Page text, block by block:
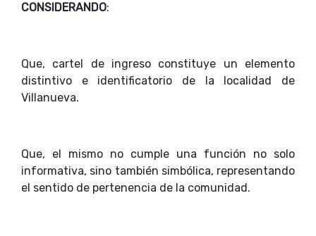
CONSIDERANDO:
Que, cartel de ingreso constituye un elemento
distintivo e identificatorio de la localidad de
Villanueva.
Que, el mismo no cumple una función no solo
informativa, sino también simbólica, representando
el sentido de pertenencia de la comunidad.